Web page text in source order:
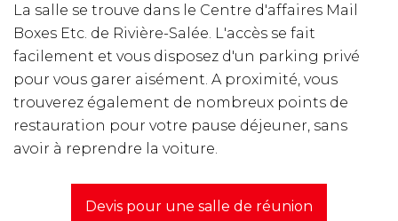
La salle se trouve dans le Centre d'affaires Mail
Boxes Etc. de Rivière-Salée. L'accès se fait
facilement et vous disposez d'un parking privé
pour vous garer aisément. A proximité, vous
trouverez également de nombreux points de
restauration pour votre pause déjeuner, sans
avoir à reprendre la voiture.
Devis pour une salle de réunion